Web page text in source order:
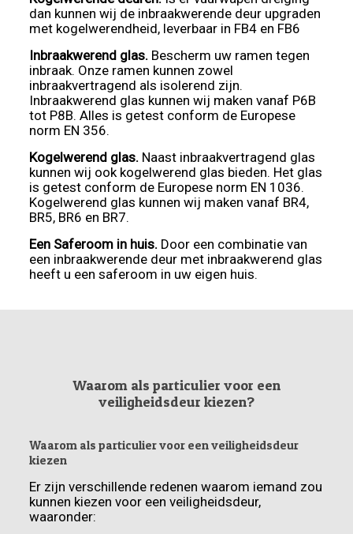
dan kunnen wij de inbraakwerende deur upgraden
met kogelwerendheid, leverbaar in FB4 en FB6
Inbraakwerend glas. Bescherm uw ramen tegen
inbraak. Onze ramen kunnen zowel
inbraakvertragend als isolerend zijn.
Inbraakwerend glas kunnen wij maken vanaf P6B
tot P8B. Alles is getest conform de Europese
norm EN 356.
Kogelwerend glas. Naast inbraakvertragend glas
kunnen wij ook kogelwerend glas bieden. Het glas
is getest conform de Europese norm EN 1036.
Kogelwerend glas kunnen wij maken vanaf BR4,
BR5, BR6 en BR7.
Een Saferoom in huis. Door een combinatie van
een inbraakwerende deur met inbraakwerend glas
heeft u een saferoom in uw eigen huis.
Waarom als particulier voor een
veiligheidsdeur kiezen?
Waarom als particulier voor een veiligheidsdeur
kiezen
Er zijn verschillende redenen waarom iemand zou
kunnen kiezen voor een veiligheidsdeur,
waaronder: